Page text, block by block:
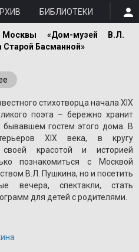
БИБЛИОТЕКИ
«Дом-музей В.Л.
Старой Басманной»
стихотворца начала XIX
поэта – бережно хранит
гостем этого дома. В
XIX века, в кругу
красотой и историей
познакомиться с Москвой
В.Л. Пушкина, но и посетить
вечера, спектакли, стать
для детей с родителями.